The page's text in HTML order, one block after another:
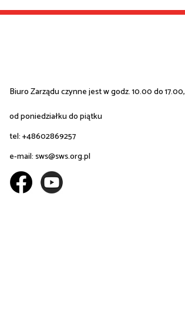
Biuro Zarządu czynne jest w godz. 10.00 do 17.00,
od poniedziałku do piątku
tel: +48602869257
e-mail:sws@sws.org.pl